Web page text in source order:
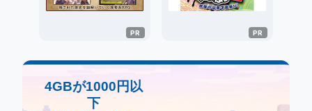
4GBが1000円以
下